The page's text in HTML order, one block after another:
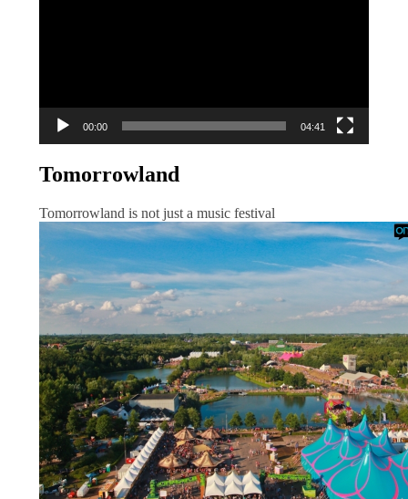
00:00 04:41
Tomorrowland
Tomorrowland is not just a music festival